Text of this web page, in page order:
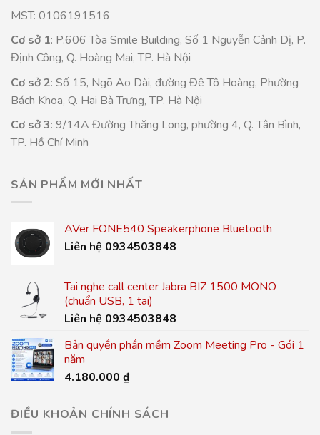
MST: 0106191516
Cơ sở 1: P.606 Tòa Smile Building, Số 1 Nguyễn Cảnh Dị, P.
Định Công, Q. Hoàng Mai, TP. Hà Nội
Cơ sở 2: Số 15, Ngõ Ao Dài, đường Đê Tô Hoàng, Phường
Bách Khoa, Q. Hai Bà Trưng, TP. Hà Nội
Cơ sở 3: 9/14A Đường Thăng Long, phường 4, Q. Tân Bình,
TP. Hồ Chí Minh
SẢN PHẨM MỚI NHẤT
AVer FONE540 Speakerphone Bluetooth
Liên hệ 0934503848
Tai nghe call center Jabra BIZ 1500 MONO
(chuẩn USB, 1 tai)
Liên hệ 0934503848
Bản quyền phần mềm Zoom Meeting Pro - Gói 1
năm
4.180.000 ₫
ĐIỀU KHOẢN CHÍNH SÁCH